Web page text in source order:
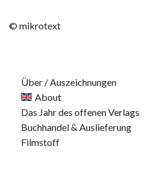
© mikrotext
Über / Auszeichnungen
About
Das Jahr des offenen Verlags
Buchhandel & Auslieferung
Filmstoff